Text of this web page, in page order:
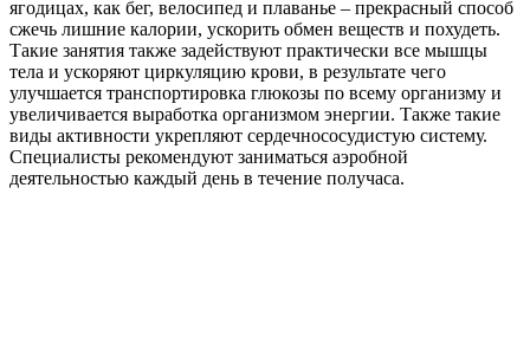
ягодицах, как бег, велосипед и плаванье – прекрасный способ
сжечь лишние калории, ускорить обмен веществ и похудеть.
Такие занятия также задействуют практически все мышцы
тела и ускоряют циркуляцию крови, в результате чего
улучшается транспортировка глюкозы по всему организму и
увеличивается выработка организмом энергии. Также такие
виды активности укрепляют сердечнососудистую систему.
Специалисты рекомендуют заниматься аэробной
деятельностью каждый день в течение получаса.